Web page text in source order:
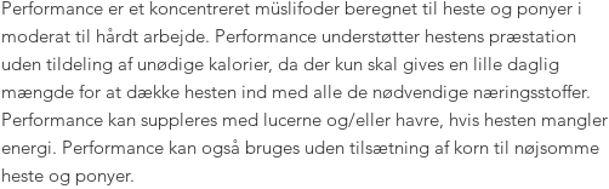
Performance er et koncentreret müslifoder beregnet til heste og ponyer i
moderat til hårdt arbejde. Performance understøtter hestens præstation
uden tildeling af unødige kalorier, da der kun skal gives en lille daglig
mængde for at dække hesten ind med alle de nødvendige næringsstoffer.
Performance kan suppleres med lucerne og/eller havre, hvis hesten mangler
energi. Performance kan også bruges uden tilsætning af korn til nøjsomme
heste og ponyer.